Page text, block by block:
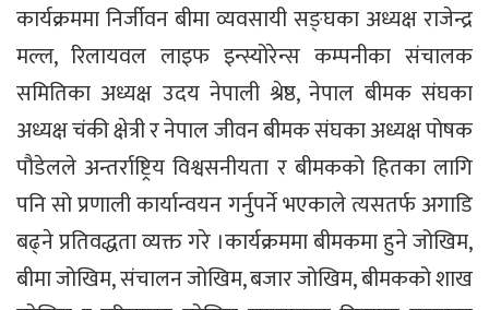
कार्यक्रममा निर्जीवन बीमा व्यवसायी सङ्घका अध्यक्ष राजेन्द्र
मल्ल, रिलायवल लाइफ इन्स्योरेन्स कम्पनीका संचालक
समितिका अध्यक्ष उदय नेपाली श्रेष्ठ, नेपाल बीमक संघका
अध्यक्ष चंकी क्षेत्री र नेपाल जीवन बीमक संघका अध्यक्ष पोषक
पौडेलले अन्तर्राष्ट्रिय विश्वसनीयता र बीमकको हितका लागि
पनि सो प्रणाली कार्यान्वयन गर्नुपर्ने भएकाले त्यसतर्फ अगाडि
बढ्ने प्रतिवद्धता व्यक्त गरे ।कार्यक्रममा बीमकमा हुने जोखिम,
बीमा जोखिम, संचालन जोखिम, बजार जोखिम, बीमकको शाख